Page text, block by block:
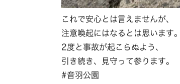
これで安心とは言えませんが、
注意喚起にはなるとは思います。
2度と事故が起こらぬよう、
引き続き、見守って参ります。
#音羽公園